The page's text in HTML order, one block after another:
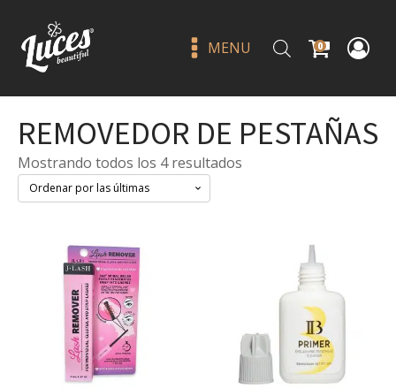
MENU 0
REMOVEDOR DE PESTAÑAS
Mostrando todos los 4 resultados
Crema para contorno de ojos -
+ ADD